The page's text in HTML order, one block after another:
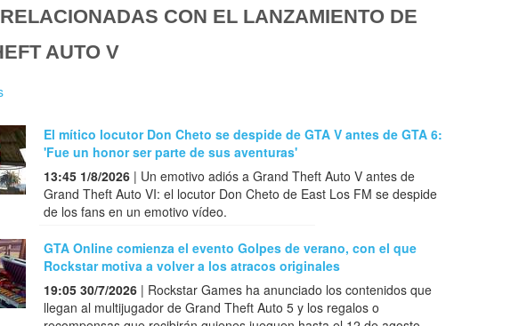
CON EL LANZAMIENTO DE
AUTO V
El mítico locutor Don Cheto se despide de GTA V antes de GTA 6:
'Fue un honor ser parte de sus aventuras'
13:45 1/8/2026 | Un emotivo adiós a Grand Theft Auto V antes de
Grand Theft Auto VI: el locutor Don Cheto de East Los FM se despide
de los fans en un emotivo vídeo.
GTA Online comienza el evento Golpes de verano, con el que
Rockstar motiva a volver a los atracos originales
19:05 30/7/2026 | Rockstar Games ha anunciado los contenidos que
llegan al multijugador de Grand Theft Auto 5 y los regalos o